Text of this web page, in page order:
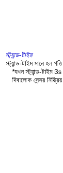
স্ট্যান্ড-টাইম
স্ট্যান্ড-টাইম মানে হল
*যখন স্ট্যান্ড-টাইম
দিবালোক সেন্সর